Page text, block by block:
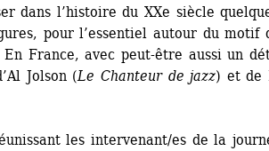
dans l’histoire du XXe siècle
pour l’essentiel autour du motif
France, avec peut-être aussi un
Jolson (Le Chanteur de jazz) et de
les intervenant/es de la